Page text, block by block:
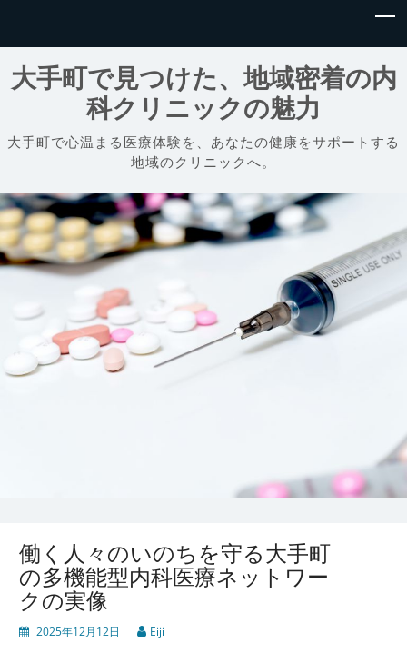
大手町で見つけた、地域密着の内
科クリニックの魅力
大手町で心温まる医療体験を、あなたの健康をサポートする
地域のクリニックへ。
働く人々のいのちを守る大手町
の多機能型内科医療ネットワー
クの実像
2025年12月12日 Eiji